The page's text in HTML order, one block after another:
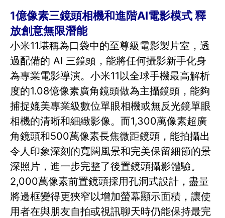
1億像素三鏡頭相機和進階AI電影模式 釋
放創意無限潛能
小米11堪稱為口袋中的至尊級電影製片室，透
過配備的 AI 三鏡頭，能將任何攝影新手化身
為專業電影導演。小米11以全球手機最高解析
度的1.08億像素廣角鏡頭做為主攝鏡頭，能夠
捕捉媲美專業級數位單眼相機或無反光鏡單眼
相機的清晰和細緻影像。而1,300萬像素超廣
角鏡頭和500萬像素長焦微距鏡頭，能拍攝出
令人印象深刻的寬闊風景和完美保留細節的景
深照片，進一步完整了後置鏡頭攝影體驗。
2,000萬像素前置鏡頭採用孔洞式設計，盡量
將邊框變得更狹窄以增加螢幕顯示面積，讓使
用者在與朋友自拍或視訊聊天時仍能保持最完